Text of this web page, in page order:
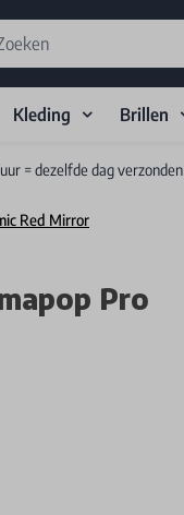
Kleding Brillen
= dezelfde dag verzonden
Red Mirror
Pro